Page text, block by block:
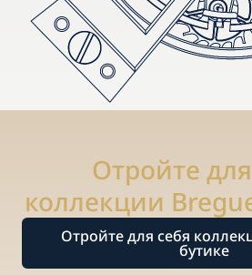
Отройте
коллекции
Отройте для себя
бутике